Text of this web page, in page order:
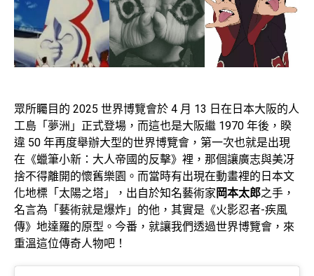
眾所矚目的 2025 世界博覽會於 4 月 13 日在日本大阪的人
工島「夢洲」正式登場，而這也是大阪繼 1970 年後，睽
違 50 年再度舉辦大型的世界博覽會，第一次也就是出現
在《蠟筆小新：大人帝國的反擊》裡，那個讓廣志與美冴
捨不得離開的懷舊樂園。而當時有出現在動畫裡的日本文
化地標「太陽之塔」，出自於知名藝術家 岡本太郎之手，
名言為「藝術就是爆炸」的他，其實是《火影忍者-疾風
傳》地達羅的原型。今番，就讓我們透過世界博覽會，來
重溫這位傳奇人物吧！